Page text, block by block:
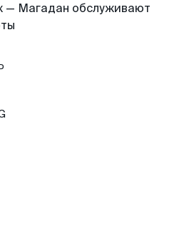
— Магадан обслуживают